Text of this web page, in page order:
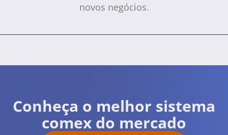
novos negócios.
Conheça o melhor sistema
comex do mercado